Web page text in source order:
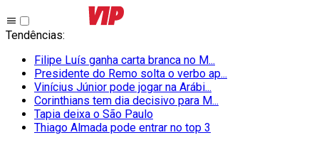
Tendências:
Filipe Luís ganha carta branca no M...
Presidente do Remo solta o verbo ap...
Vinícius Júnior pode jogar na Arábi...
Corinthians tem dia decisivo para M...
Tapia deixa o São Paulo
Thiago Almada pode entrar no top 3